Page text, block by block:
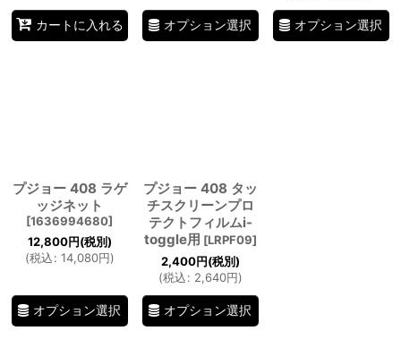
カートに入れる オプション選択 オプション選択
プジョー 408 ラゲ
ッジネット
[1636994680]
12,800円(税別)
(税込: 14,080円)
オプション選択
プジョー 408 タッ
チスクリーンプロ
テクトフィルムi-
toggle用 [LRPF09]
2,400円(税別)
(税込: 2,640円)
オプション選択